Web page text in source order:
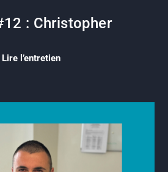
: Christopher
Lire l’entretien